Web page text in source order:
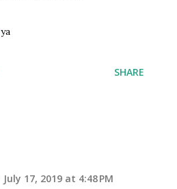
ya
SHARE
July 17, 2019 at 4:48 PM